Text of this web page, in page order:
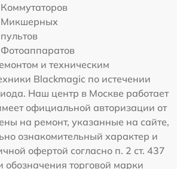
Коммутаторов
Микшерных
пультов
Фотоаппаратов
и техническим
Blackmagic по истечении
Наш центр в Москве работает
официальной авторизации от
на ремонт, указанные на сайте,
ознакомительный характер и
офертой согласно п. 2 ст. 437
торговой марки